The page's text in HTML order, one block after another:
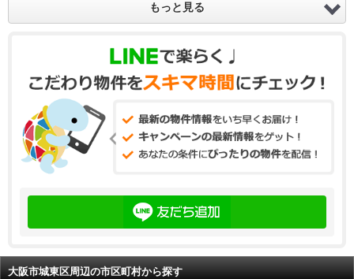
もっと見る
大阪市城東区周辺の市区町村から探す